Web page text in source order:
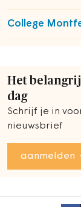
College
Het
dag
Schrijf je in
nieuwsbrief
aanmelden